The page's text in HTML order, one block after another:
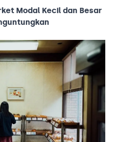
Modal Kecil dan Besar